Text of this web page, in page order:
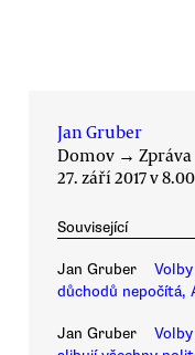
Jan Gruber
Domov → Zpráva
27. září 2017 v 8.00
Související
Jan Gruber
důchodů nepočítá,
Jan Gruber